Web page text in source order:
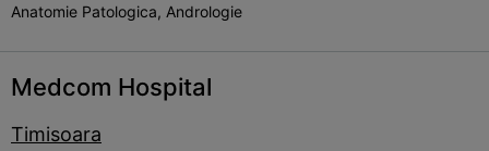
Anatomie Patologica, Andrologie
Medcom Hospital
Timisoara